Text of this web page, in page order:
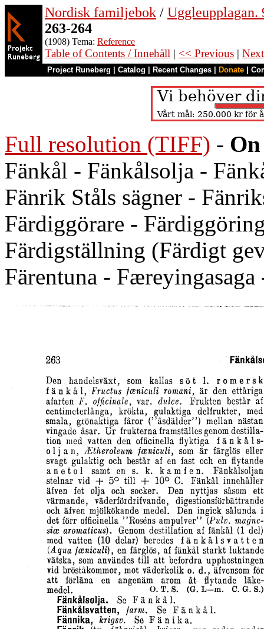
Nordisk familjebok / Uggleupplagan.
263-264
(1908) Tema: Reference
Table of Contents / Innehåll | << Previous |
Project Runeberg Catalog Recent Changes Donate
Full resolution (TIFF) -
Fänkål - Fänkålsolja -
Fänrik Ståls sägner -
Färdiggörare -
Färdigställning (Färdigt
Färentuna - Færeyingasaga